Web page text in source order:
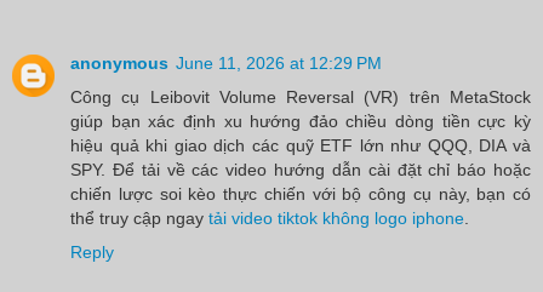
anonymous June 11, 2026 at 12:29 PM
Công cụ Leibovit Volume Reversal (VR) trên MetaStock
giúp bạn xác định xu hướng đảo chiều dòng tiền cực kỳ
hiệu quả khi giao dịch các quỹ ETF lớn như QQQ, DIA và
SPY. Để tải về các video hướng dẫn cài đặt chỉ báo hoặc
chiến lược soi kèo thực chiến với bộ công cụ này, bạn có
thể truy cập ngay tải video tiktok không logo iphone
Reply